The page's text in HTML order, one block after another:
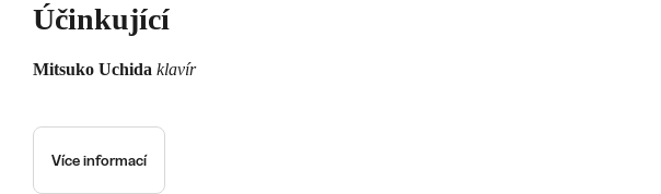
Účinkující
Mitsuko Uchida klavír
Více informací